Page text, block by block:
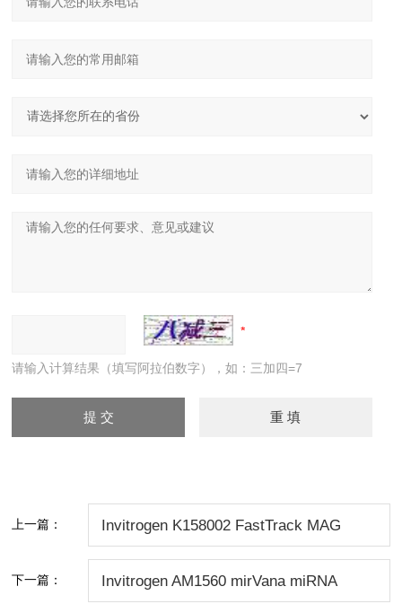
请输入计算结果（填写阿拉伯数字），如：三加四=7
上一篇： Invitrogen K158002 FastTrack MAG
下一篇： Invitrogen AM1560 mirVana miRNA